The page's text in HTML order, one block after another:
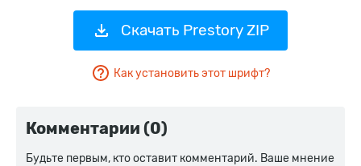
Скачать Prestory ZIP
Как установить этот шрифт?
Комментарии (0)
Будьте первым, кто оставит комментарий. Ваше мнение